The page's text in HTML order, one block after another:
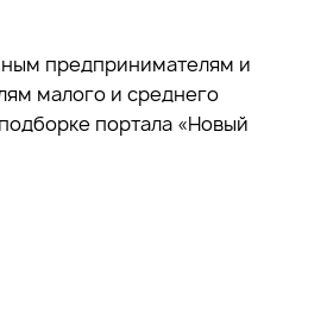
предпринимателям и
малого и среднего
портала «Новый